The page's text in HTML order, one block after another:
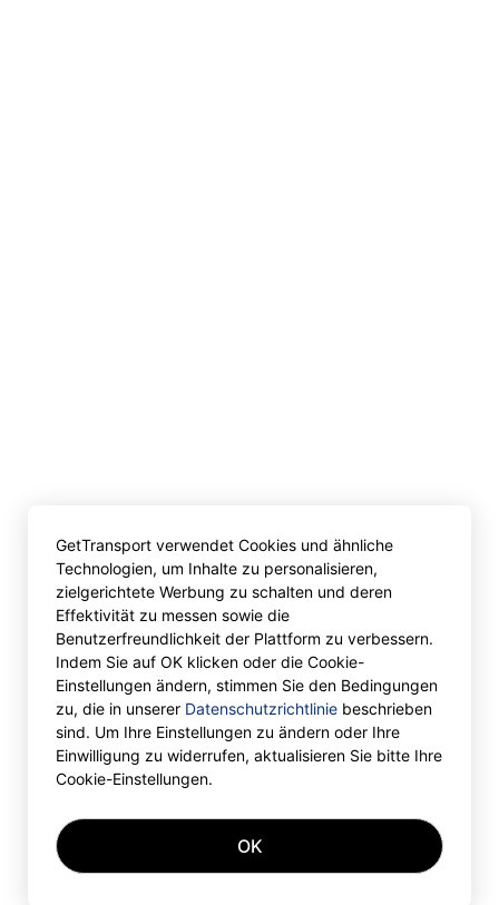
GetTransport verwendet Cookies und ähnliche
Technologien, um Inhalte zu personalisieren,
zielgerichtete Werbung zu schalten und deren
Effektivität zu messen sowie die
Benutzerfreundlichkeit der Plattform zu verbessern.
Indem Sie auf OK klicken oder die Cookie-
Einstellungen ändern, stimmen Sie den Bedingungen
zu, die in unserer Datenschutzrichtlinie beschrieben
sind. Um Ihre Einstellungen zu ändern oder Ihre
Einwilligung zu widerrufen, aktualisieren Sie bitte Ihre
Cookie-Einstellungen.
OK